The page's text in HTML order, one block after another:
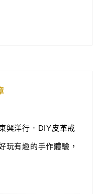
興洋行．DIY皮革戒
玩有趣的手作體驗，